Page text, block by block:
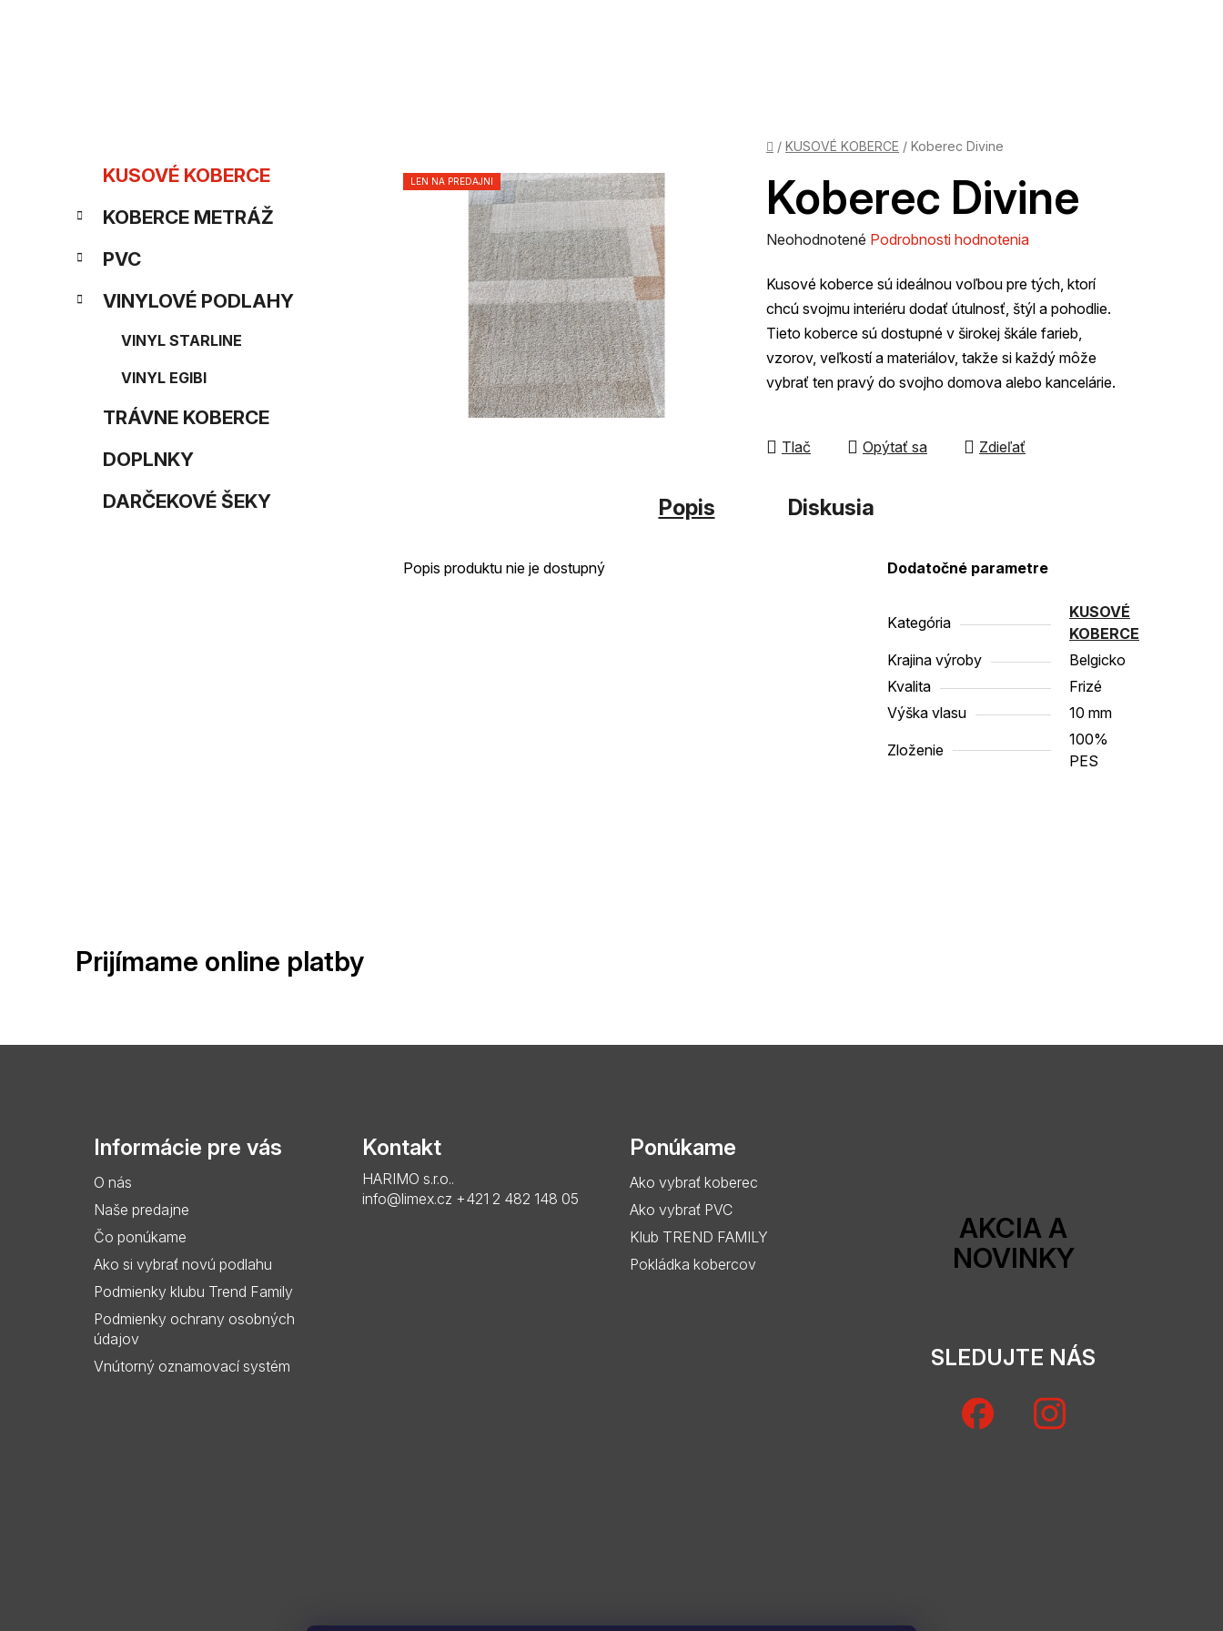
Domov
/ KUSOVÉ KOBERCE / Koberec Divine
o
ý
kategórie
t
e
g
KUSOVÉ KOBERCE
KOBERCE METRÁŽ
PVC
VINYLOVÉ PODLAHY
VINYL STARLINE
VINYL EGIBI
TRÁVNE KOBERCE
DOPLNKY
DARČEKOVÉ ŠEKY
Prijímame online platby
Koberec Divine
Priemerné
produktu
je
0,0
z
5
Neohodnotené Podrobnosti hodnotenia
Kusové koberce sú ideálnou voľbou pre tých, ktorí
chcú svojmu interiéru dodať útulnosť, štýl a pohodlie.
Tieto koberce sú dostupné v širokej škále farieb,
vzorov, veľkostí a materiálov, takže si každý môže
vybrať ten pravý do svojho domova alebo kancelárie.
Tlač Opýtať sa Zdieľať
LEN NA PREDAJNI
Popis Diskusia
Popis produktu nie je dostupný Dodatočné parametre
Kategória
KUSOVÉ
KOBERCE
Krajina výroby
Belgicko
Kvalita
Frizé
Výška vlasu
10 mm
Zloženie
100%
PES
Informácie pre vás
O nás
Naše predajne
Čo ponúkame
Ako si vybrať novú podlahu
Podmienky klubu Trend Family
Podmienky ochrany osobných
údajov
Vnútorný oznamovací systém
Kontakt
HARIMO s.r.o..
info@limex.cz +421 2 482 148 05
Ponúkame
Ako vybrať koberec
Ako vybrať PVC
Klub TREND FAMILY
Pokládka kobercov
AKCIA A
NOVINKY
SLEDUJTE NÁS